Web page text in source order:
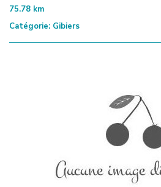
75.78 km
Catégorie: Gibiers